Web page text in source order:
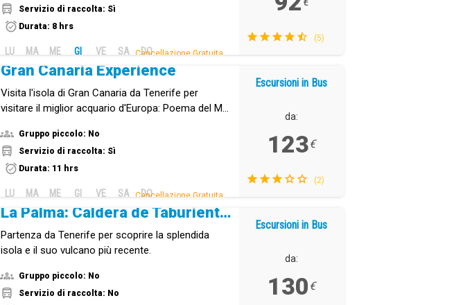
Servizio di raccolta: Sì
Durata: 8 hrs
LU MA ME GI VE SA DO
Cancellazione Gratuita.
(5)
Gran Canaria Experience
Visita l'isola di Gran Canaria da Tenerife per
visitare il miglior acquario d'Europa: Poema del Mar,
di Vegueta.
Gruppo piccolo: No
Servizio di raccolta: Sì
Durata: 11 hrs
LU MA ME GI VE SA DO
Cancellazione Gratuita.
Escursioni in Bus
da:
123€
(2)
La Palma: Caldera de Taburiente e vulcano Tajogaite
Partenza da Tenerife per scoprire la splendida
isola e il suo vulcano più recente.
Gruppo piccolo: No
Servizio di raccolta: No
Escursioni in Bus
da:
130 €